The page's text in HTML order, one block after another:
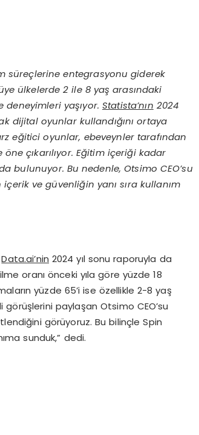
süreçlerine entegrasyonu giderek
ülkelerde 2 ile 8 yaş arasındaki
yaşıyor. Statista’nın 2024
dijital oyunlar kullandığını ortaya
eğitici oyunlar, ebeveynler tarafından
çıkarılıyor. Eğitim içeriği kadar
bulunuyor. Bu nedenle, Otsimo CEO’su
ve güvenliğin yanı sıra kullanım
Data.ai’nin 2024 yıl sonu raporuyla da
oranı önceki yıla göre yüzde 18
yüzde 65’i ise özellikle 2-8 yaş
paylaşan Otsimo CEO’su
görüyoruz. Bu bilinçle Spin
sunduk,” dedi.